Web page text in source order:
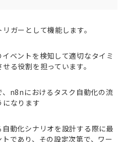
ガーとして機能します。
ベントを検知して適切なタイミ
る役割を担っています。
、n8nにおけるタスク自動化の流
になります
動化シナリオを設計する際に最
であり、その設定次第で、ワー